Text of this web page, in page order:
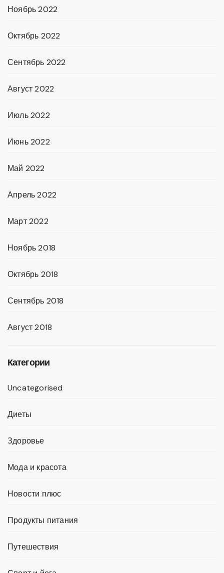
Ноябрь 2022
Октябрь 2022
Сентябрь 2022
Август 2022
Июль 2022
Июнь 2022
Май 2022
Апрель 2022
Март 2022
Ноябрь 2018
Октябрь 2018
Сентябрь 2018
Август 2018
Категории
Uncategorised
Диеты
Здоровье
Мода и красота
Новости плюс
Продукты питания
Путешествия